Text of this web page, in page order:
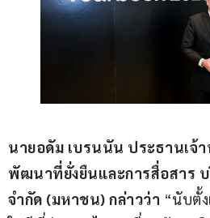
นายอดัม เบรนนัน ประธานเ
พัฒนาที่ยั่งยืนและการสื่อสาร
จำกัด (มหาชน) กล่าวว่า “นับตั้